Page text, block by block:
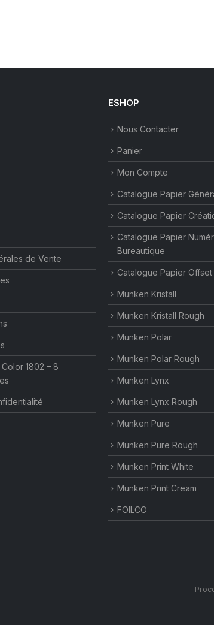
de Vente
1802 – 8
ESHOP
Nous Contacter
Panier
Mon Compte
Catalogue Papier
Catalogue Papier
Catalogue Papier
Bureautique
Catalogue Papier
Munken Kristall
Munken Kristall Rough
Munken Polar
Munken Polar Rough
Munken Lynx
Munken Lynx Rough
Munken Pure
Munken Pure Rough
Munken Print White
Munken Print Cream
FOILCO